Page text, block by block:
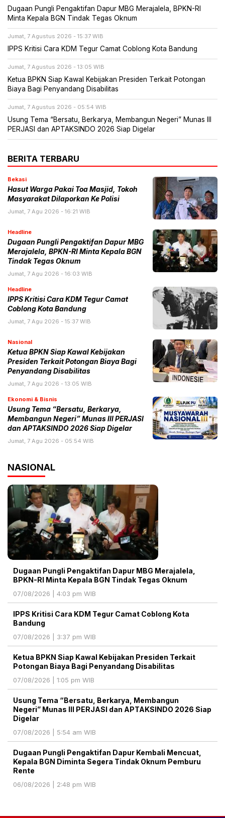
Dugaan Pungli Pengaktifan Dapur MBG Merajalela, BPKN-RI
Minta Kepala BGN Tindak Tegas Oknum
Jumat, 7 Agustus 2026 - 15:37 WIB
IPPS Kritisi Cara KDM Tegur Camat Coblong Kota Bandung
Jumat, 7 Agustus 2026 - 13:05 WIB
Ketua BPKN Siap Kawal Kebijakan Presiden Terkait Potongan
Biaya Bagi Penyandang Disabilitas
Jumat, 7 Agustus 2026 - 05:54 WIB
Usung Tema “Bersatu, Berkarya, Membangun Negeri” Munas III
PERJASI dan APTAKSINDO 2026 Siap Digelar
BERITA TERBARU
Bekasi
Hasut Warga Pakai Toa Masjid, Tokoh
Masyarakat Dilaporkan Ke Polisi
Jumat, 7 Agu 2026 - 16:21 WIB
Headline
Dugaan Pungli Pengaktifan Dapur MBG
Merajalela, BPKN-RI Minta Kepala BGN
Tindak Tegas Oknum
Jumat, 7 Agu 2026 - 16:03 WIB
Headline
IPPS Kritisi Cara KDM Tegur Camat
Coblong Kota Bandung
Jumat, 7 Agu 2026 - 15:37 WIB
Nasional
Ketua BPKN Siap Kawal Kebijakan
Presiden Terkait Potongan Biaya Bagi
Penyandang Disabilitas
Jumat, 7 Agu 2026 - 13:05 WIB
Ekonomi & Bisnis
Usung Tema “Bersatu, Berkarya,
Membangun Negeri” Munas III PERJASI
dan APTAKSINDO 2026 Siap Digelar
Jumat, 7 Agu 2026 - 05:54 WIB
NASIONAL
Dugaan Pungli Pengaktifan Dapur MBG Merajalela,
BPKN-RI Minta Kepala BGN Tindak Tegas Oknum
07/08/2026 | 4:03 pm WIB
IPPS Kritisi Cara KDM Tegur Camat Coblong Kota
Bandung
07/08/2026 | 3:37 pm WIB
Ketua BPKN Siap Kawal Kebijakan Presiden Terkait
Potongan Biaya Bagi Penyandang Disabilitas
07/08/2026 | 1:05 pm WIB
Usung Tema “Bersatu, Berkarya, Membangun
Negeri” Munas III PERJASI dan APTAKSINDO 2026 Siap
Digelar
07/08/2026 | 5:54 am WIB
Dugaan Pungli Pengaktifan Dapur Kembali Mencuat,
Kepala BGN Diminta Segera Tindak Oknum Pemburu
Rente
06/08/2026 | 2:48 pm WIB